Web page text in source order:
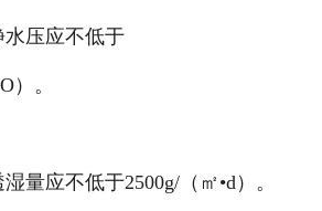
水压应不低于
）。
湿量应不低于2500g/（㎡•d）。